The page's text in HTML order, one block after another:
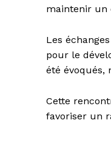
maintenir un
Les
pour le
été
Cette
favoriser un